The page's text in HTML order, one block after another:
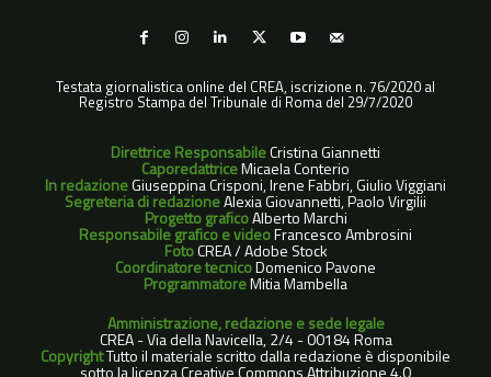
Testata giornalistica online del CREA, iscrizione n. 76/2020 al
Registro Stampa del Tribunale di Roma del 29/7/2020
Direttrice ResponsabileCristina Giannetti
CaporedattriceMicaela Conterio
In redazioneGiuseppina Crisponi, Irene Fabbri, Giulio Viggiani
Segreteria di redazioneAlexia Giovannetti, Paolo Virgilii
Progetto graficoAlberto Marchi
Responsabile grafico e videoFrancesco Ambrosini
FotoCREA / Adobe Stock
Coordinatore tecnicoDomenico Pavone
ProgrammatoreMitia Mambella
Amministrazione, redazione e sede legale
CREA - Via della Navicella, 2/4 - 00184 Roma
CopyrightTutto il materiale scritto dalla redazione è disponibile